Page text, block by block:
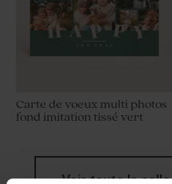
Carte de voeux multi photos
fond imitation tissé vert
Voir toute la